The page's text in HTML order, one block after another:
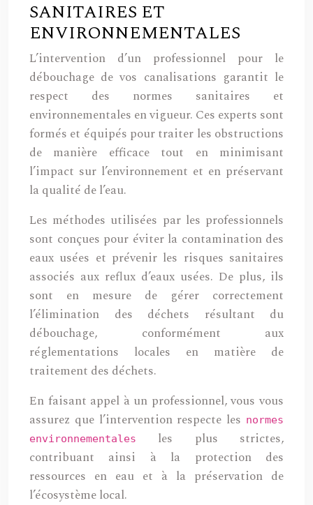
SANITAIRES ET
ENVIRONNEMENTALES
L’intervention d’un professionnel pour le
débouchage de vos canalisations garantit le
respect des normes sanitaires et
environnementales en vigueur. Ces experts sont
formés et équipés pour traiter les obstructions
de manière efficace tout en minimisant
l’impact sur l’environnement et en préservant
la qualité de l’eau.
Les méthodes utilisées par les professionnels
sont conçues pour éviter la contamination des
eaux usées et prévenir les risques sanitaires
associés aux reflux d’eaux usées. De plus, ils
sont en mesure de gérer correctement
l’élimination des déchets résultant du
débouchage, conformément aux
réglementations locales en matière de
traitement des déchets.
En faisant appel à un professionnel, vous vous
assurez que l’intervention respecte les normes
environnementales
les plus strictes,
contribuant ainsi à la protection des
ressources en eau et à la préservation de
l’écosystème local.